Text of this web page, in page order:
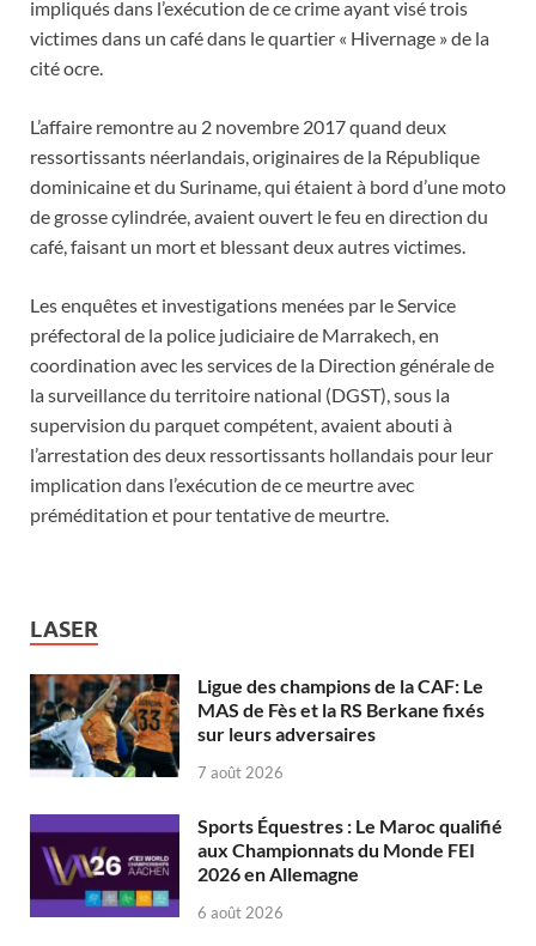
impliqués dans l’exécution de ce crime ayant visé trois
victimes dans un café dans le quartier « Hivernage » de la
cité ocre.
L’affaire remontre au 2 novembre 2017 quand deux
ressortissants néerlandais, originaires de la République
dominicaine et du Suriname, qui étaient à bord d’une moto
de grosse cylindrée, avaient ouvert le feu en direction du
café, faisant un mort et blessant deux autres victimes.
Les enquêtes et investigations menées par le Service
préfectoral de la police judiciaire de Marrakech, en
coordination avec les services de la Direction générale de
la surveillance du territoire national (DGST), sous la
supervision du parquet compétent, avaient abouti à
l’arrestation des deux ressortissants hollandais pour leur
implication dans l’exécution de ce meurtre avec
préméditation et pour tentative de meurtre.
LASER
Ligue des champions de la CAF: Le
MAS de Fès et la RS Berkane fixés
sur leurs adversaires
7 août 2026
Sports Équestres : Le Maroc qualifié
aux Championnats du Monde FEI
2026 en Allemagne
6 août 2026